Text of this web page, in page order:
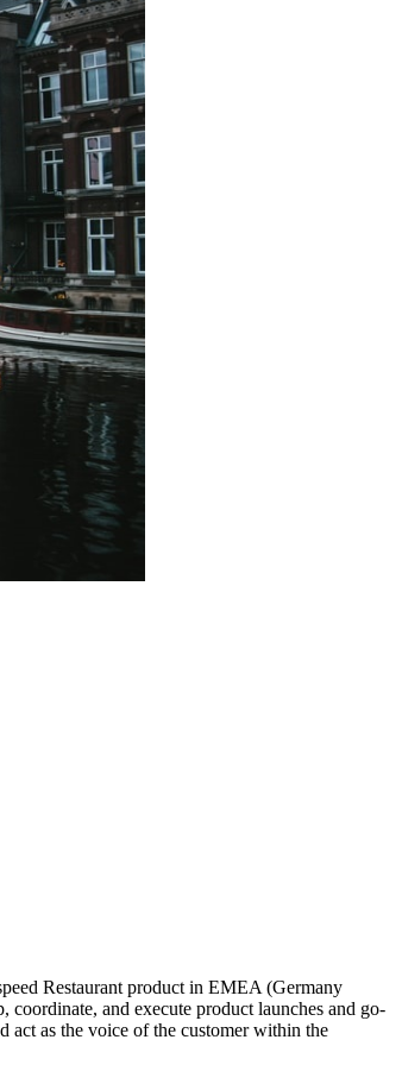
Restaurant product in EMEA (Germany
and execute product launches and go-
act as the voice of the customer within the